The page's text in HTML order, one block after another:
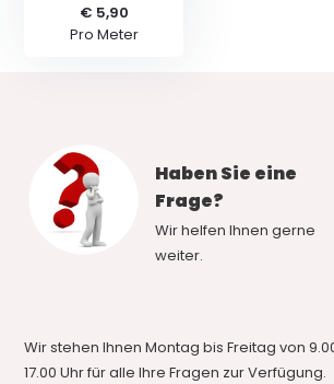
€ 5,90
Pro Meter
Haben Sie eine
Frage?
Wir helfen Ihnen gerne
weiter.
Wir stehen Ihnen Montag bis Freitag von
17.00 Uhr für alle Ihre Fragen zur Verfügung.